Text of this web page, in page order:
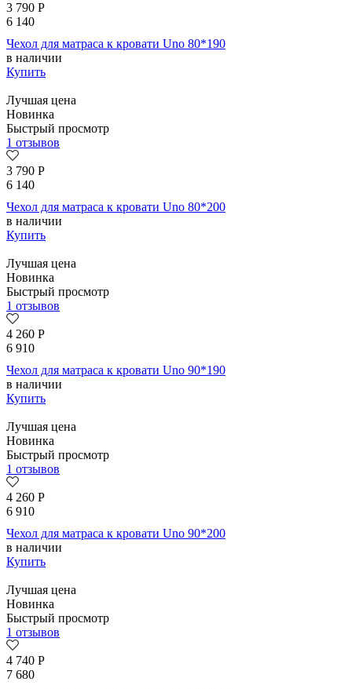
3 790 Р
6 140
Чехол для матраса к кровати Uno 80*190
в наличии
Купить
Лучшая цена
Новинка
Быстрый просмотр
1 отзывов
3 790 Р
6 140
Чехол для матраса к кровати Uno 80*200
в наличии
Купить
Лучшая цена
Новинка
Быстрый просмотр
1 отзывов
4 260 Р
6 910
Чехол для матраса к кровати Uno 90*190
в наличии
Купить
Лучшая цена
Новинка
Быстрый просмотр
1 отзывов
4 260 Р
6 910
Чехол для матраса к кровати Uno 90*200
в наличии
Купить
Лучшая цена
Новинка
Быстрый просмотр
1 отзывов
4 740 Р
7 680